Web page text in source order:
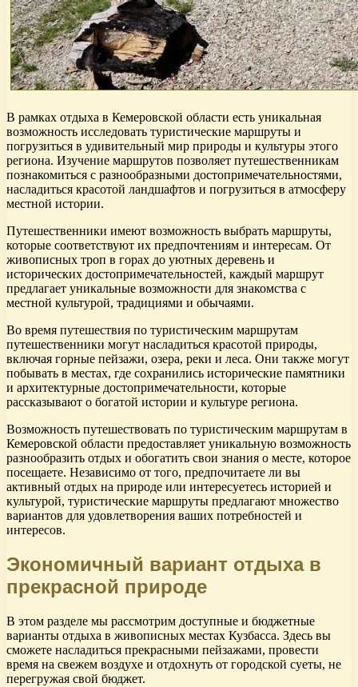
В рамках отдыха в Кемеровской области есть уникальная
возможность исследовать туристические маршруты и
погрузиться в удивительный мир природы и культуры этого
региона. Изучение маршрутов позволяет путешественникам
познакомиться с разнообразными достопримечательностями,
насладиться красотой ландшафтов и погрузиться в атмосферу
местной истории.
Путешественники имеют возможность выбрать маршруты,
которые соответствуют их предпочтениям и интересам. От
живописных троп в горах до уютных деревень и
исторических достопримечательностей, каждый маршрут
предлагает уникальные возможности для знакомства с
местной культурой, традициями и обычаями.
Во время путешествия по туристическим маршрутам
путешественники могут насладиться красотой природы,
включая горные пейзажи, озера, реки и леса. Они также могут
побывать в местах, где сохранились исторические памятники
и архитектурные достопримечательности, которые
рассказывают о богатой истории и культуре региона.
Возможность путешествовать по туристическим маршрутам в
Кемеровской области предоставляет уникальную возможность
разнообразить отдых и обогатить свои знания о месте, которое
посещаете. Независимо от того, предпочитаете ли вы
активный отдых на природе или интересуетесь историей и
культурой, туристические маршруты предлагают множество
вариантов для удовлетворения ваших потребностей и
интересов.
Экономичный вариант отдыха в
прекрасной природе
В этом разделе мы рассмотрим доступные и бюджетные
варианты отдыха в живописных местах Кузбасса. Здесь вы
сможете насладиться прекрасными пейзажами, провести
время на свежем воздухе и отдохнуть от городской суеты, не
перегружая свой бюджет.